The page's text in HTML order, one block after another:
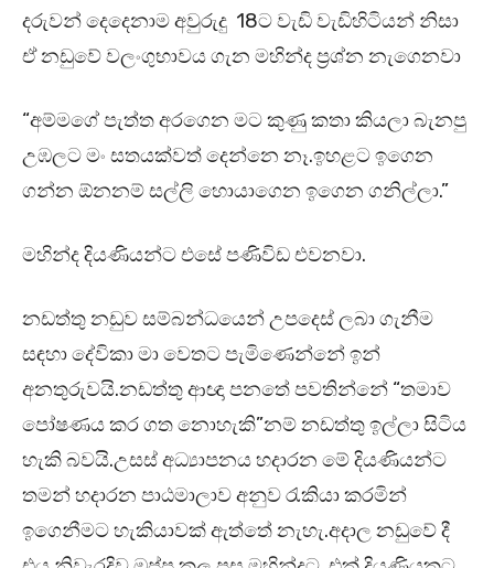
දරුවන් දෙදෙනාම අවුරුදු 18ට වැඩි වැඩිහිටියන් නිසා
ඒ නඩුවේ වලංගුභාවය ගැන මහින්ද ප්‍රශ්න නැගෙනවා
“අම්මගේ පැත්ත අරගෙන මට කුණු කතා කියලා බැනපු
උඹලට මං සතයක්වත් දෙන්නෙ නෑ.ඉහළට ඉගෙන
ගන්න ඕනනම් සල්ලි හොයාගෙන ඉගෙන ගනිල්ලා.”
මහින්ද දියණියන්ට එසේ පණිවිඩ එවනවා.
නඩත්තු නඩුව සම්බන්ධයෙන් උපදෙස් ලබා ගැනීම
සඳහා දේවිකා මා වෙතට පැමිණෙන්නේ ඉන්
අනතුරුවයි.නඩත්තු ආඥා පනතේ පවතින්නේ “තමාව
පෝෂණය කර ගත නොහැකි”නම් නඩත්තු ඉල්ලා සිටිය
හැකි බවයි.උසස් අධ්‍යාපනය හදාරන මේ දියණියන්ට
තමන් හදාරන පාඨමාලාව අනුව රැකියා කරමින්
ඉගෙනීමට හැකියාවක් ඇත්තේ නැහැ.අදාල නඩුවේ දී